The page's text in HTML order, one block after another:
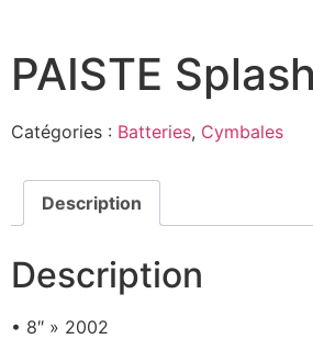
PAISTE Splash
Catégories : Batteries, Cymbales
Description
Description
• 8″ » 2002